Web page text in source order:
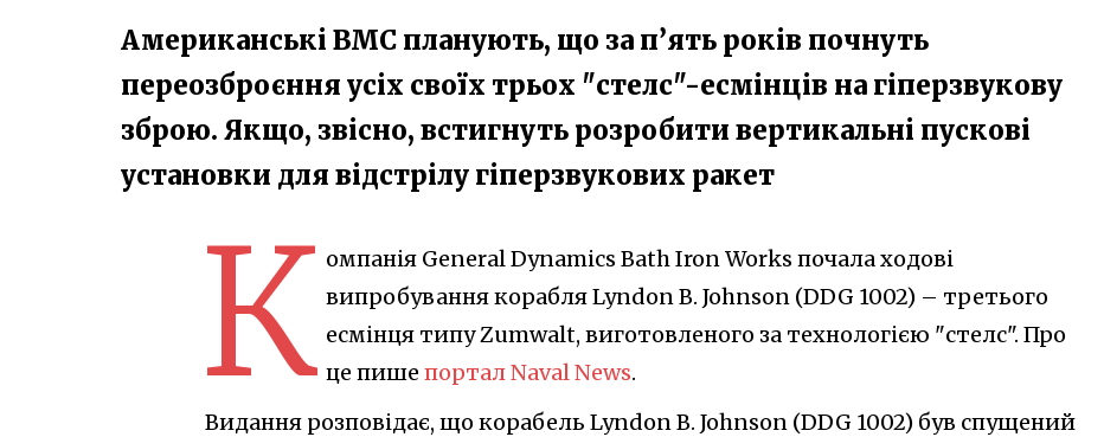
Американські ВМС планують, що за п’ять років почнуть
переозброєння усіх своїх трьох "стелс"-есмінців на гіперзвукову
зброю. Якщо, звісно, встигнуть розробити вертикальні пускові
установки для відстрілу гіперзвукових ракет
К омпанія General Dynamics Bath Iron Works почала ходові
випробування корабля Lyndon B. Johnson (DDG 1002) – третього
есмінця типу Zumwalt, виготовленого за технологією "стелс". Про
це пише портал Naval News.
Видання розповідає, що корабель Lyndon B. Johnson (DDG 1002) був спущений